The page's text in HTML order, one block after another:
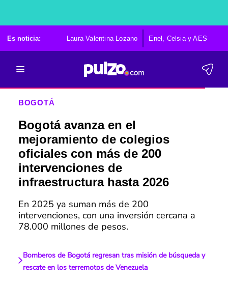
Es noticia: Laura Valentina Lozano Enel, Celsia y AES
BOGOTÁ
Bogotá avanza en el
mejoramiento de colegios
oficiales con más de 200
intervenciones de
infraestructura hasta 2026
En 2025 ya suman más de 200
intervenciones, con una inversión cercana a
78.000 millones de pesos.
Bomberos de Bogotá regresan tras misión de búsqueda y
rescate en los terremotos de Venezuela